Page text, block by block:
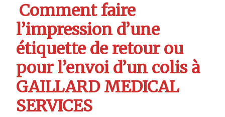
Comment faire
l’impression d’une
étiquette de retour ou
pour l’envoi d’un colis à
GAILLARD MEDICAL
SERVICES